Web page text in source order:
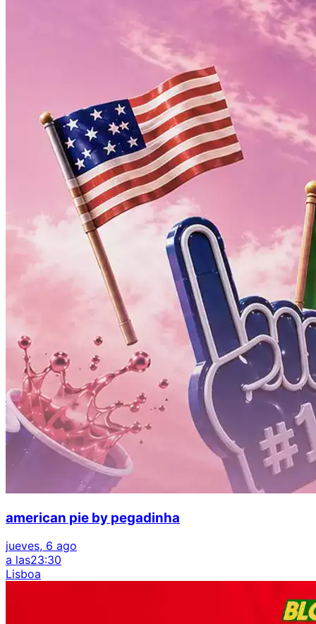
american pie by pegadinha
jueves, 6 ago
a las23:30
Lisboa